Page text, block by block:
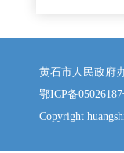
黄石市人民政府
鄂ICP备
Copyright